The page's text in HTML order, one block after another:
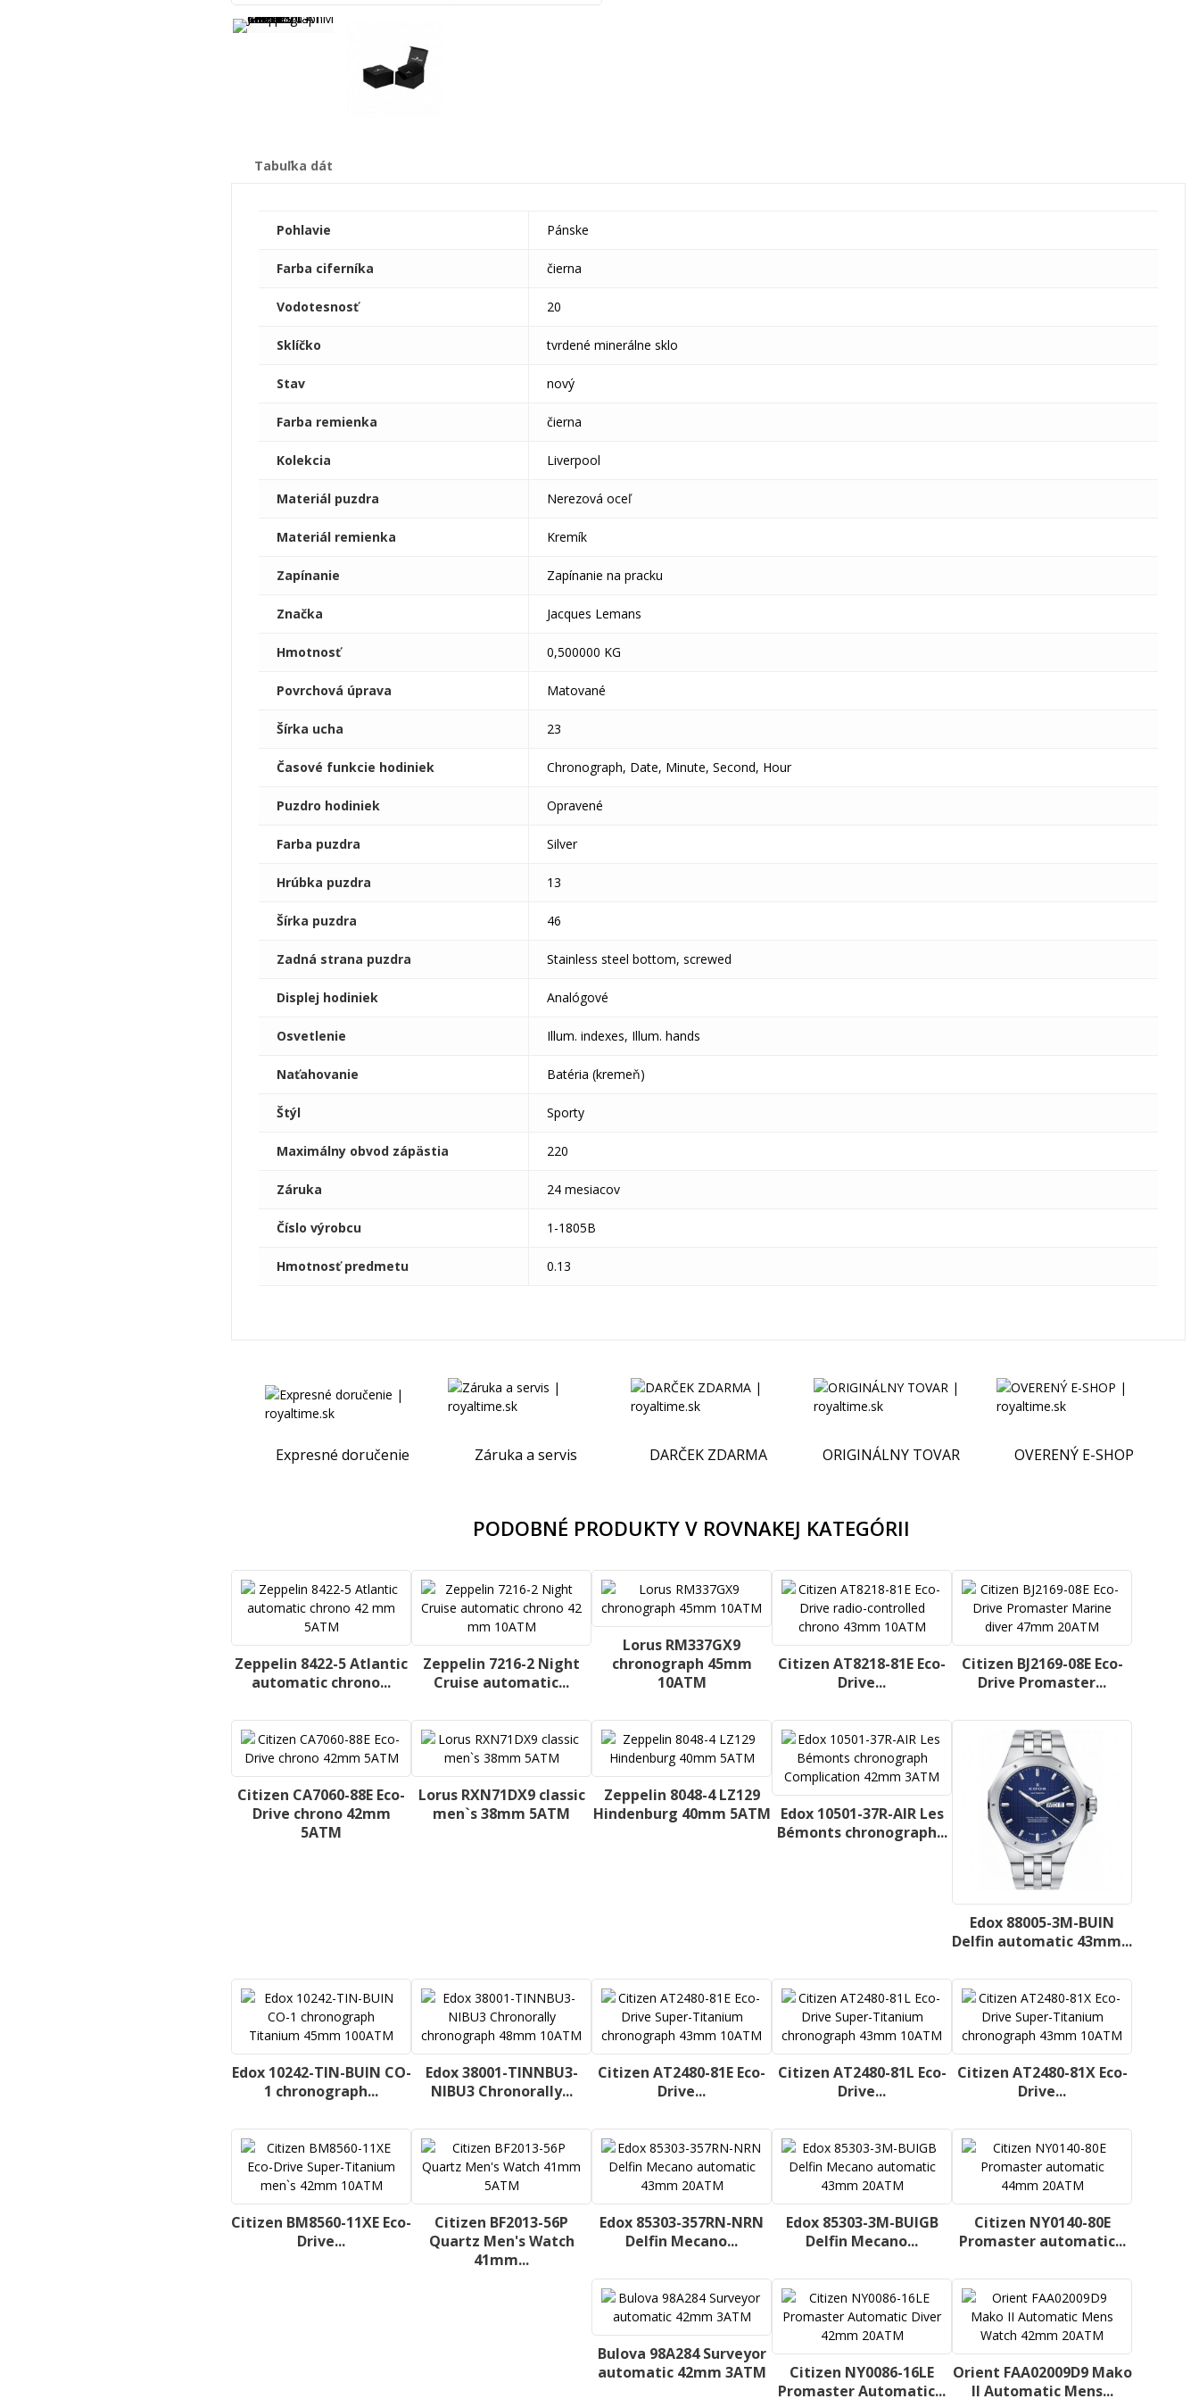
Tabuľka dát
Pohlavie Pánske
Farba ciferníka čierna
Vodotesnosť 20
Sklíčko tvrdené minerálne sklo
Stav nový
Farba remienka čierna
Kolekcia Liverpool
Materiál puzdra Nerezová oceľ
Materiál remienka Kremík
Zapínanie Zapínanie na pracku
Značka Jacques Lemans
Hmotnosť 0,500000 KG
Povrchová úprava Matované
Šírka ucha 23
Časové funkcie hodiniek Chronograph, Date, Minute, Second, Hour
Puzdro hodiniek Opravené
Farba puzdra Silver
Hrúbka puzdra 13
Šírka puzdra 46
Zadná strana puzdra Stainless steel bottom, screwed
Displej hodiniek Analógové
Osvetlenie Illum. indexes, Illum. hands
Naťahovanie Batéria (kremeň)
Štýl Sporty
Maximálny obvod zápästia 220
Záruka 24 mesiacov
Číslo výrobcu 1-1805B
Hmotnosť predmetu 0.13
Expresné doručenie Záruka a servis DARČEK ZDARMA ORIGINÁLNY TOVAR OVERENÝ E-SHOP
PODOBNÉ PRODUKTY V ROVNAKEJ KATEGÓRII
Zeppelin 8422-5 Atlantic
automatic chrono...
Zeppelin 7216-2 Night
Cruise automatic...
Lorus RM337GX9
chronograph 45mm
10ATM
Citizen AT8218-81E Eco-
Drive...
Citizen BJ2169-08E Eco-
Drive Promaster...
Citizen CA7060-88E Eco-
Drive chrono 42mm
5ATM
Lorus RXN71DX9 classic
men`s 38mm 5ATM
Zeppelin 8048-4 LZ129
Hindenburg 40mm 5ATM Edox 10501-37R-AIR Les
Bémonts chronograph...
Edox 88005-3M-BUIN
Delfin automatic 43mm...
Edox 10242-TIN-BUIN CO-
1 chronograph...
Edox 38001-TINNBU3-
NIBU3 Chronorally...
Citizen AT2480-81E Eco-
Drive...
Citizen AT2480-81L Eco-
Drive...
Citizen AT2480-81X Eco-
Drive...
Citizen BM8560-11XE Eco-
Drive...
Citizen BF2013-56P
Quartz Men's Watch
41mm...
Edox 85303-357RN-NRN
Delfin Mecano...
Edox 85303-3M-BUIGB
Delfin Mecano...
Citizen NY0140-80E
Promaster automatic...
Bulova 98A284 Surveyor
automatic 42mm 3ATM
Citizen NY0086-16LE
Promaster Automatic...
Orient FAA02009D9 Mako
II Automatic Mens...